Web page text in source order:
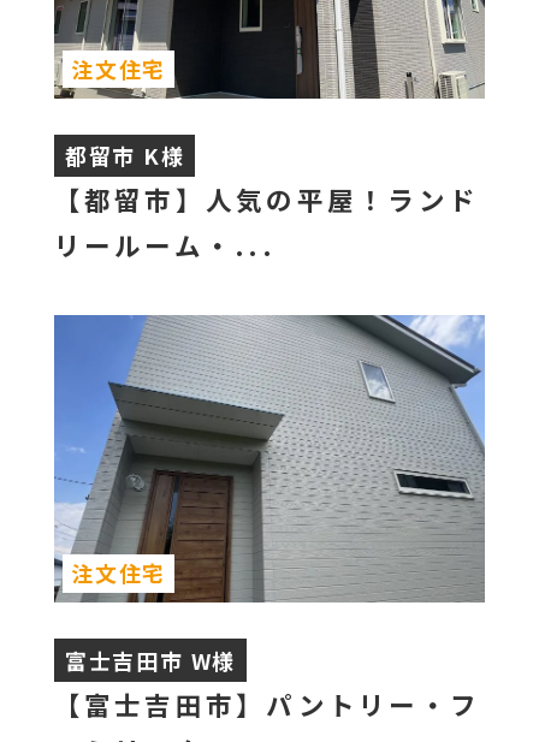
都留市 K様
【都留市】人気の平屋！ランド
リールーム・...
注文住宅
富士吉田市 W様
【富士吉田市】パントリー・フ
注文住宅